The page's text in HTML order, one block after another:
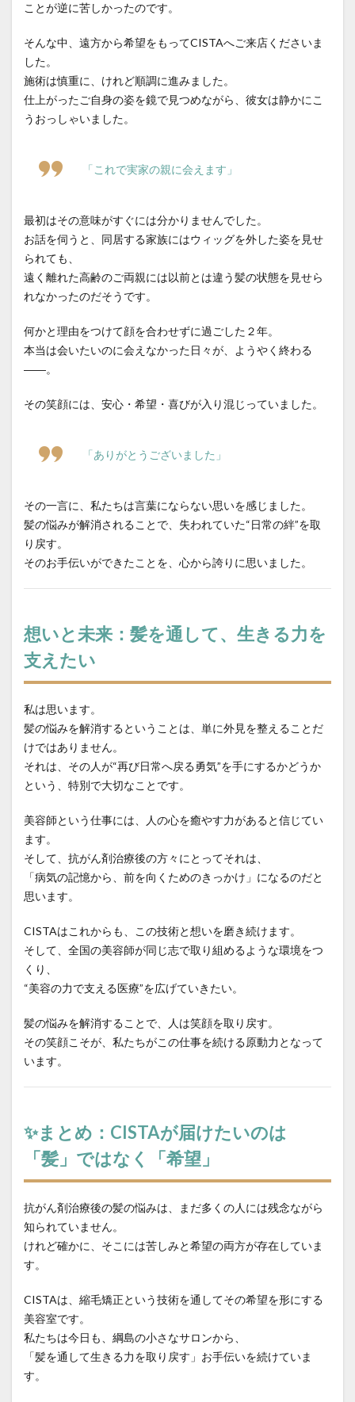
ことが逆に苦しかったのです。
そんな中、遠方から希望をもってCISTAへご来店くださいま
した。
施術は慎重に、けれど順調に進みました。
仕上がったご自身の姿を鏡で見つめながら、彼女は静かにこ
うおっしゃいました。
「これで実家の親に会えます」
最初はその意味がすぐには分かりませんでした。
お話を伺うと、同居する家族にはウィッグを外した姿を見せ
られても、
遠く離れた高齢のご両親には以前とは違う髪の状態を見せら
れなかったのだそうです。
何かと理由をつけて顔を合わせずに過ごした２年。
本当は会いたいのに会えなかった日々が、ようやく終わる
――。
その笑顔には、安心・希望・喜びが入り混じっていました。
「ありがとうございました」
その一言に、私たちは言葉にならない思いを感じました。
髪の悩みが解消されることで、失われていた“日常の絆”を取
り戻す。
そのお手伝いができたことを、心から誇りに思いました。
想いと未来：髪を通して、生きる力を
支えたい
私は思います。
髪の悩みを解消するということは、単に外見を整えることだ
けではありません。
それは、その人が“再び日常へ戻る勇気”を手にするかどうか
という、特別で大切なことです。
美容師という仕事には、人の心を癒やす力があると信じてい
ます。
そして、抗がん剤治療後の方々にとってそれは、
「病気の記憶から、前を向くためのきっかけ」になるのだと
思います。
CISTAはこれからも、この技術と想いを磨き続けます。
そして、全国の美容師が同じ志で取り組めるような環境をつ
くり、
“美容の力で支える医療”を広げていきたい。
髪の悩みを解消することで、人は笑顔を取り戻す。
その笑顔こそが、私たちがこの仕事を続ける原動力となって
います。
✨まとめ：CISTAが届けたいのは
「髪」ではなく「希望」
抗がん剤治療後の髪の悩みは、まだ多くの人には残念ながら
知られていません。
けれど確かに、そこには苦しみと希望の両方が存在していま
す。
CISTAは、縮毛矯正という技術を通してその希望を形にする
美容室です。
私たちは今日も、綱島の小さなサロンから、
「髪を通して生きる力を取り戻す」お手伝いを続けていま
す。